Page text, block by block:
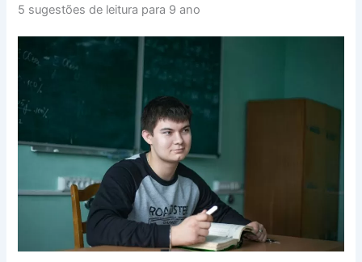
5 sugestões de leitura para 9 ano